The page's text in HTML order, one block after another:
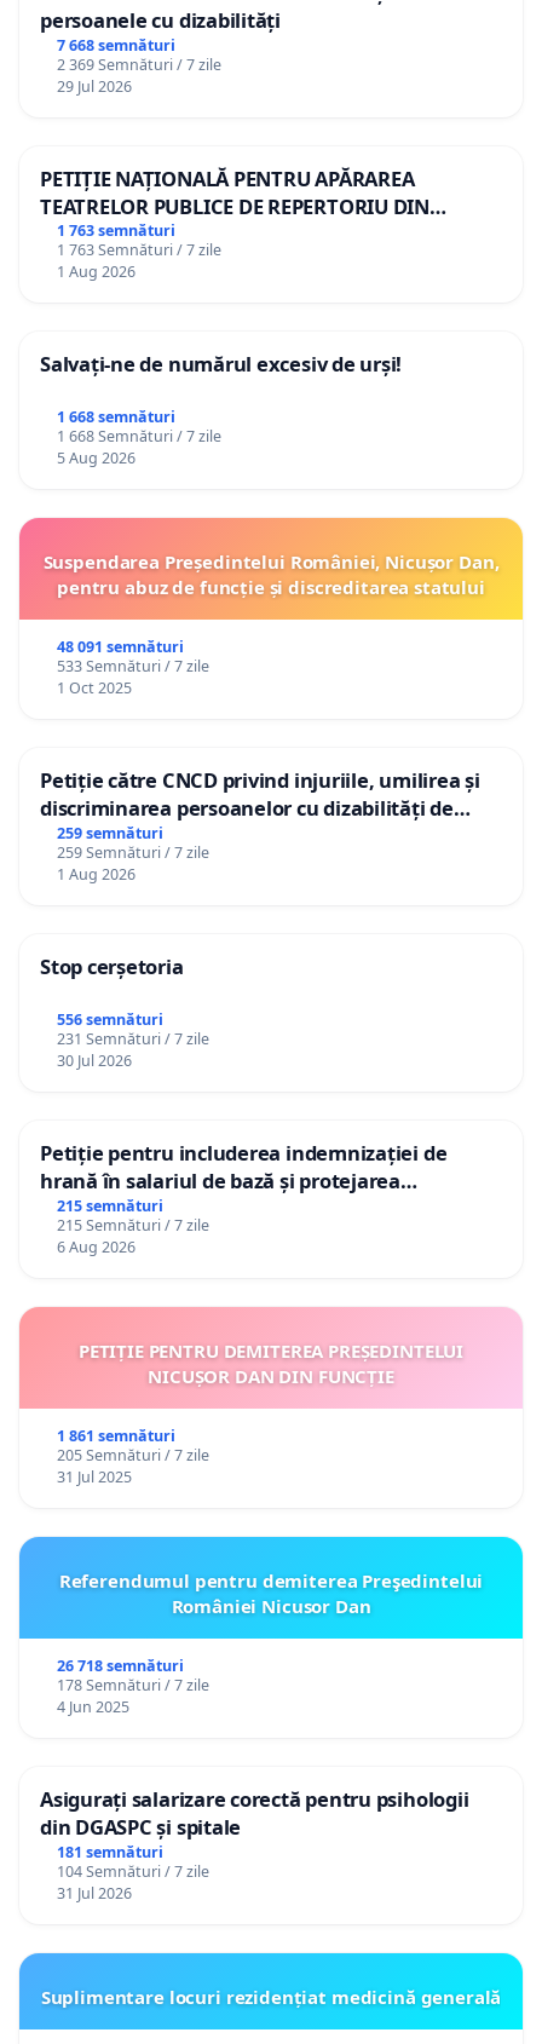
persoanele cu dizabilități
7 668 semnături
2 369 Semnături / 7 zile
29 Jul 2026
PETIȚIE NAȚIONALĂ PENTRU APĂRAREA
TEATRELOR PUBLICE DE REPERTORIU DIN
ROMÂNIA
1 763 semnături
1 763 Semnături / 7 zile
1 Aug 2026
Salvați-ne de numărul excesiv de urși!
1 668 semnături
1 668 Semnături / 7 zile
5 Aug 2026
Suspendarea Președintelui României, Nicușor Dan,
pentru abuz de funcție și discreditarea statului
48 091 semnături
533 Semnături / 7 zile
1 Oct 2025
Petiție către CNCD privind injuriile, umilirea și
discriminarea persoanelor cu dizabilități de
către utilizatorul TikTok „Gorici”
259 semnături
259 Semnături / 7 zile
1 Aug 2026
Stop cerșetoria
556 semnături
231 Semnături / 7 zile
30 Jul 2026
Petiție pentru includerea indemnizației de
hrană în salariul de bază și protejarea
gradațiilor de vechime pentru asistenții
personali
215 semnături
215 Semnături / 7 zile
6 Aug 2026
PETIȚIE PENTRU DEMITEREA PREȘEDINTELUI
NICUȘOR DAN DIN FUNCȚIE
1 861 semnături
205 Semnături / 7 zile
31 Jul 2025
Referendumul pentru demiterea Preşedintelui
României Nicusor Dan
26 718 semnături
178 Semnături / 7 zile
4 Jun 2025
Asigurați salarizare corectă pentru psihologii
din DGASPC și spitale
181 semnături
104 Semnături / 7 zile
31 Jul 2026
Suplimentare locuri rezidențiat medicină generală